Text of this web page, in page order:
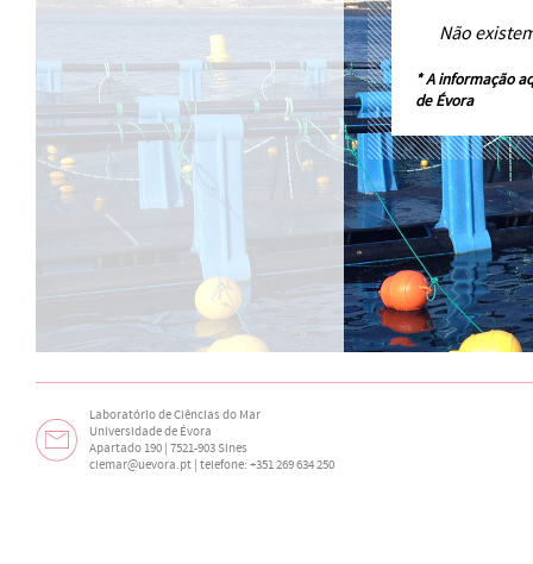
Não
* A informação
de Évora
Laboratório de Ciências do Mar
Universidade de Évora
Apartado 190 | 7521-903 Sines
ciemar@uevora.pt | telefone: +351 269 634 250